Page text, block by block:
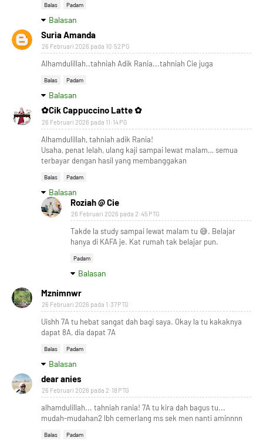
Balas Padam
Balasan
Suria Amanda
26 Februari 2026 pada 10:52 PG
Alhamdulillah..tahniah Adik Rania...tahniah Cie juga
Balas Padam
Balasan
✿Cik Cappuccino Latte ✿
26 Februari 2026 pada 11:14 PG
Alhamdulillah, tahniah adik Rania!
Usaha, penat lelah, ulang kaji sampai lewat malam… semua
terbayar dengan hasil yang membanggakan
Balas Padam
Balasan
Roziah @ Cie
26 Februari 2026 pada 2:45 PTG
Takde la study sampai lewat malam tu 😅. Belajar
hanya di KAFA je. Kat rumah tak belajar pun.
Padam
Balasan
Mznimnwr
26 Februari 2026 pada 1:37 PTG
Uishh 7A tu hebat sangat dah bagi saya. Okay la tu kakaknya
dapat 8A, dia dapat 7A
Balas Padam
Balasan
dear anies
26 Februari 2026 pada 2:18 PTG
alhamdulillah... tahniah rania! 7A tu kira dah bagus tu...
mudah-mudahan2 lbh cemerlang ms sek men nanti aminnnn
Balas Padam